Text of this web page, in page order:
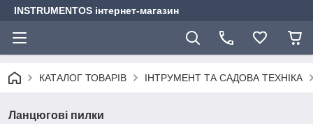
INSTRUMENTOS інтернет-магазин
КАТАЛОГ ТОВАРІВ ІНТРУМЕНТ ТА САДОВА ТЕХНІКА
Ланцюгові пилки